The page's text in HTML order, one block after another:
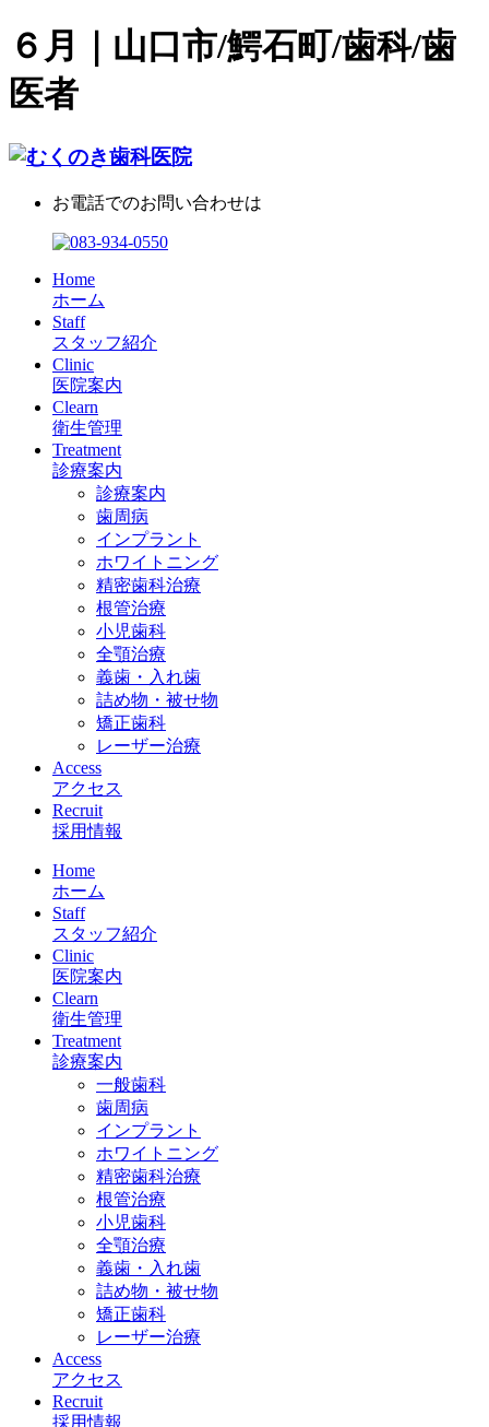
６月｜山口市/鰐石町/歯科/歯
医者
お電話でのお問い合わせは
Home
ホーム
Staff
スタッフ紹介
Clinic
医院案内
Clearn
衛生管理
Treatment
診療案内
診療案内
歯周病
インプラント
ホワイトニング
精密歯科治療
根管治療
小児歯科
全顎治療
義歯・入れ歯
詰め物・被せ物
矯正歯科
レーザー治療
Access
アクセス
Recruit
採用情報
Home
ホーム
Staff
スタッフ紹介
Clinic
医院案内
Clearn
衛生管理
Treatment
診療案内
一般歯科
歯周病
インプラント
ホワイトニング
精密歯科治療
根管治療
小児歯科
全顎治療
義歯・入れ歯
詰め物・被せ物
矯正歯科
レーザー治療
Access
アクセス
Recruit
採用情報